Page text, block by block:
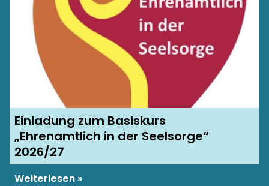
Einladung zum Basiskurs
„Ehrenamtlich in der Seelsorge“
2026/27
Weiterlesen